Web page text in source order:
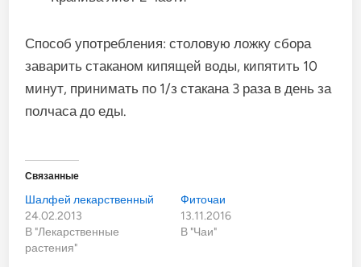
Способ употребления: столовую ложку сбора
заварить стаканом кипящей воды, кипятить 10
минут, принимать по 1/з стакана 3 раза в день за
полчаса до еды.
Связанные
Шалфей лекарственный
24.02.2013
В "Лекарственные
растения"
Фиточаи
13.11.2016
В "Чаи"